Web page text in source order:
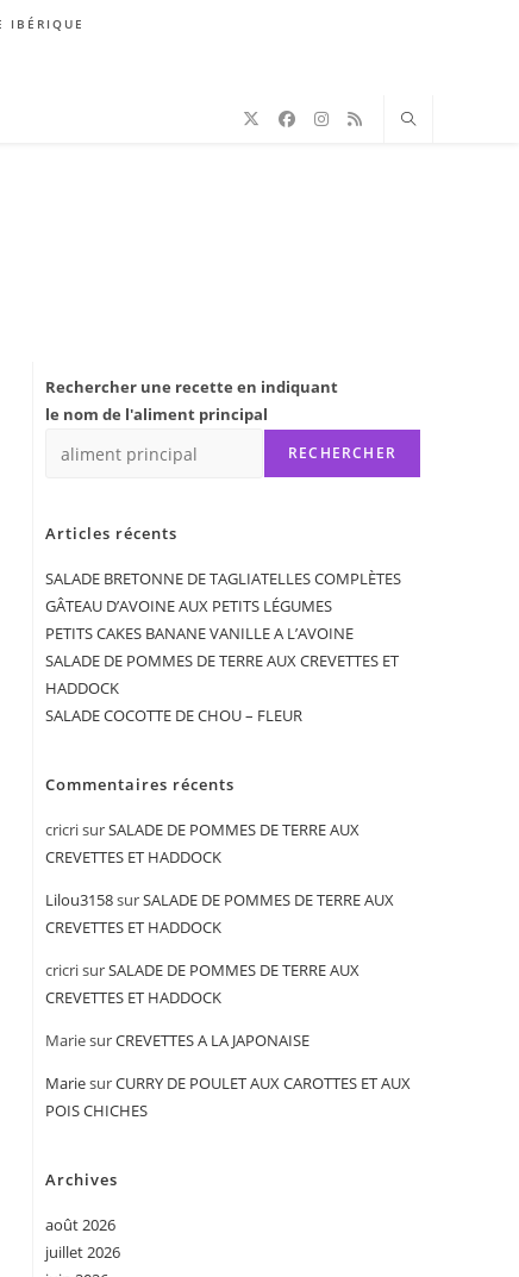
IBÉRIQUE
Rechercher une recette en indiquant
le nom de l'aliment principal
RECHERCHER
Articles récents
SALADE BRETONNE DE TAGLIATELLES COMPLÈTES
GÂTEAU D’AVOINE AUX PETITS LÉGUMES
PETITS CAKES BANANE VANILLE A L’AVOINE
SALADE DE POMMES DE TERRE AUX CREVETTES ET
HADDOCK
SALADE COCOTTE DE CHOU – FLEUR
Commentaires récents
cricrisurSALADE DE POMMES DE TERRE AUX
CREVETTES ET HADDOCK
Lilou3158surSALADE DE POMMES DE TERRE AUX
CREVETTES ET HADDOCK
cricrisurSALADE DE POMMES DE TERRE AUX
CREVETTES ET HADDOCK
MariesurCREVETTES A LA JAPONAISE
MariesurCURRY DE POULET AUX CAROTTES ET AUX
POIS CHICHES
Archives
août 2026
juillet 2026